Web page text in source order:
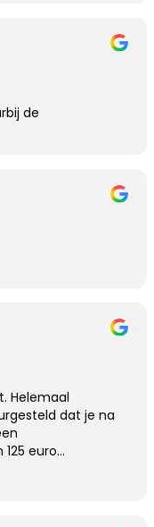
de
Helemaal
dat je na
euro
akte. Totale